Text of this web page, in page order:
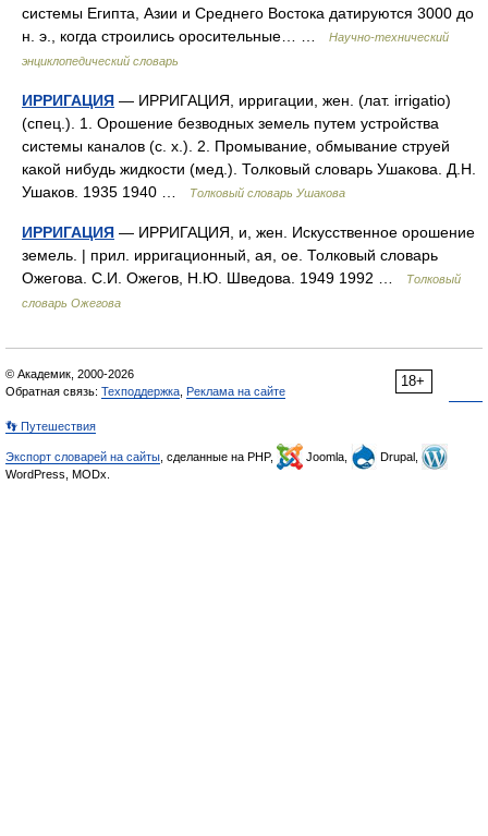
системы Египта, Азии и Среднего Востока датируются 3000 до
н. э., когда строились оросительные… …
Научно-технический
энциклопедический словарь
ИРРИГАЦИЯ — ИРРИГАЦИЯ, ирригации, жен. (лат. irrigatio)
(спец.). 1. Орошение безводных земель путем устройства
системы каналов (с. х.). 2. Промывание, обмывание струей
какой нибудь жидкости (мед.). Толковый словарь Ушакова. Д.Н.
Ушаков. 1935 1940 …
Толковый словарь Ушакова
ИРРИГАЦИЯ — ИРРИГАЦИЯ, и, жен. Искусственное орошение
земель. | прил. ирригационный, ая, ое. Толковый словарь
Ожегова. С.И. Ожегов, Н.Ю. Шведова. 1949 1992 …
Толковый
словарь Ожегова
18+
© Академик, 2000-2026
Обратная связь: Техподдержка Реклама на сайте
👣 Путешествия
Экспорт словарей на сайты , сделанные на PHP, Joomla,
Drupal,
WordPress, MODx.